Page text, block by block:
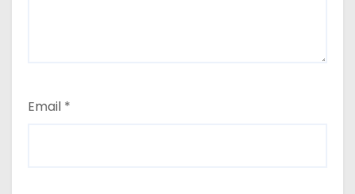
Email *